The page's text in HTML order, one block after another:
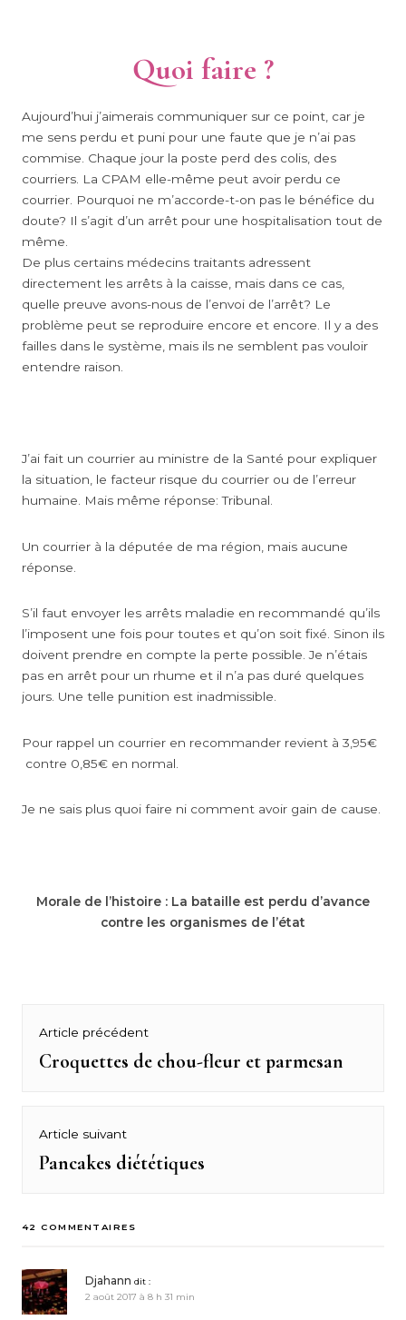
Quoi faire ?
Aujourd’hui j’aimerais communiquer sur ce point, car je
me sens perdu et puni pour une faute que je n’ai pas
commise. Chaque jour la poste perd des colis, des
courriers. La CPAM elle-même peut avoir perdu ce
courrier. Pourquoi ne m’accorde-t-on pas le bénéfice du
doute? Il s’agit d’un arrêt pour une hospitalisation tout de
même.
De plus certains médecins traitants adressent
directement les arrêts à la caisse, mais dans ce cas,
quelle preuve avons-nous de l’envoi de l’arrêt? Le
problème peut se reproduire encore et encore. Il y a des
failles dans le système, mais ils ne semblent pas vouloir
entendre raison.
J’ai fait un courrier au ministre de la Santé pour expliquer
la situation, le facteur risque du courrier ou de l’erreur
humaine. Mais même réponse: Tribunal.
Un courrier à la députée de ma région, mais aucune
réponse.
S’il faut envoyer les arrêts maladie en recommandé qu’ils
l’imposent une fois pour toutes et qu’on soit fixé. Sinon ils
doivent prendre en compte la perte possible. Je n’étais
pas en arrêt pour un rhume et il n’a pas duré quelques
jours. Une telle punition est inadmissible.
Pour rappel un courrier en recommander revient à 3,95€
contre 0,85€ en normal.
Je ne sais plus quoi faire ni comment avoir gain de cause.
Morale de l’histoire : La bataille est perdu d’avance
contre les organismes de l’état
Navigation
de
Article précédent
Previous
Croquettes de chou-fleur et parmesan
Article suivant
Next
Pancakes diététiques
42 COMMENTAIRES
Djahann dit :
2 août 2017 à 8 h 31 min